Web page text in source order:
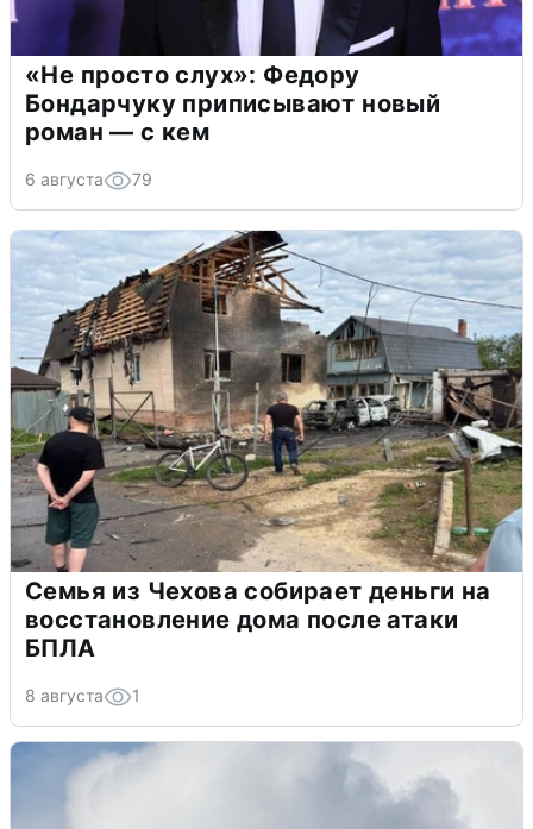
«Не просто слух»: Федору
Бондарчуку приписывают новый
роман — с кем
6 августа 79
Семья из Чехова собирает деньги на
восстановление дома после атаки
БПЛА
8 августа 1